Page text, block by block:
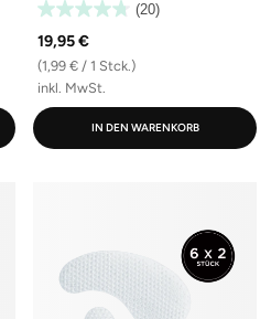
(20)
19,95 €
(1,99 € / 1 Stck.)
inkl. MwSt.
IN DEN WARENKORB